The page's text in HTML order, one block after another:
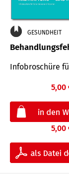
GESUNDHEIT
Infobroschüre
5,00
5,00